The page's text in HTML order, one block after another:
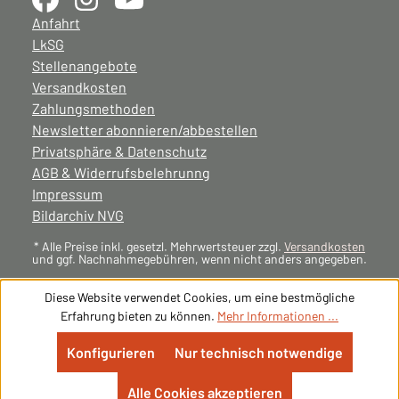
Anfahrt
LkSG
Stellenangebote
Versandkosten
Zahlungsmethoden
Newsletter abonnieren/abbestellen
Privatsphäre & Datenschutz
AGB & Widerrufsbelehrunng
Impressum
Bildarchiv NVG
* Alle Preise inkl. gesetzl. Mehrwertsteuer zzgl. Versandkosten
und ggf. Nachnahmegebühren, wenn nicht anders angegeben.
Diese Website verwendet Cookies, um eine bestmögliche
Erfahrung bieten zu können. Mehr Informationen ...
Nur technisch notwendige
Konfigurieren
Alle Cookies akzeptieren